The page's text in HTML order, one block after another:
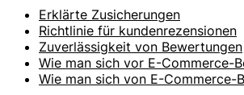
Erklärte Zusicherungen
Richtlinie für kundenrezensionen
Zuverlässigkeit von Bewertungen
Wie man sich vor E-Commerce-
Wie man sich von E-Commerce-